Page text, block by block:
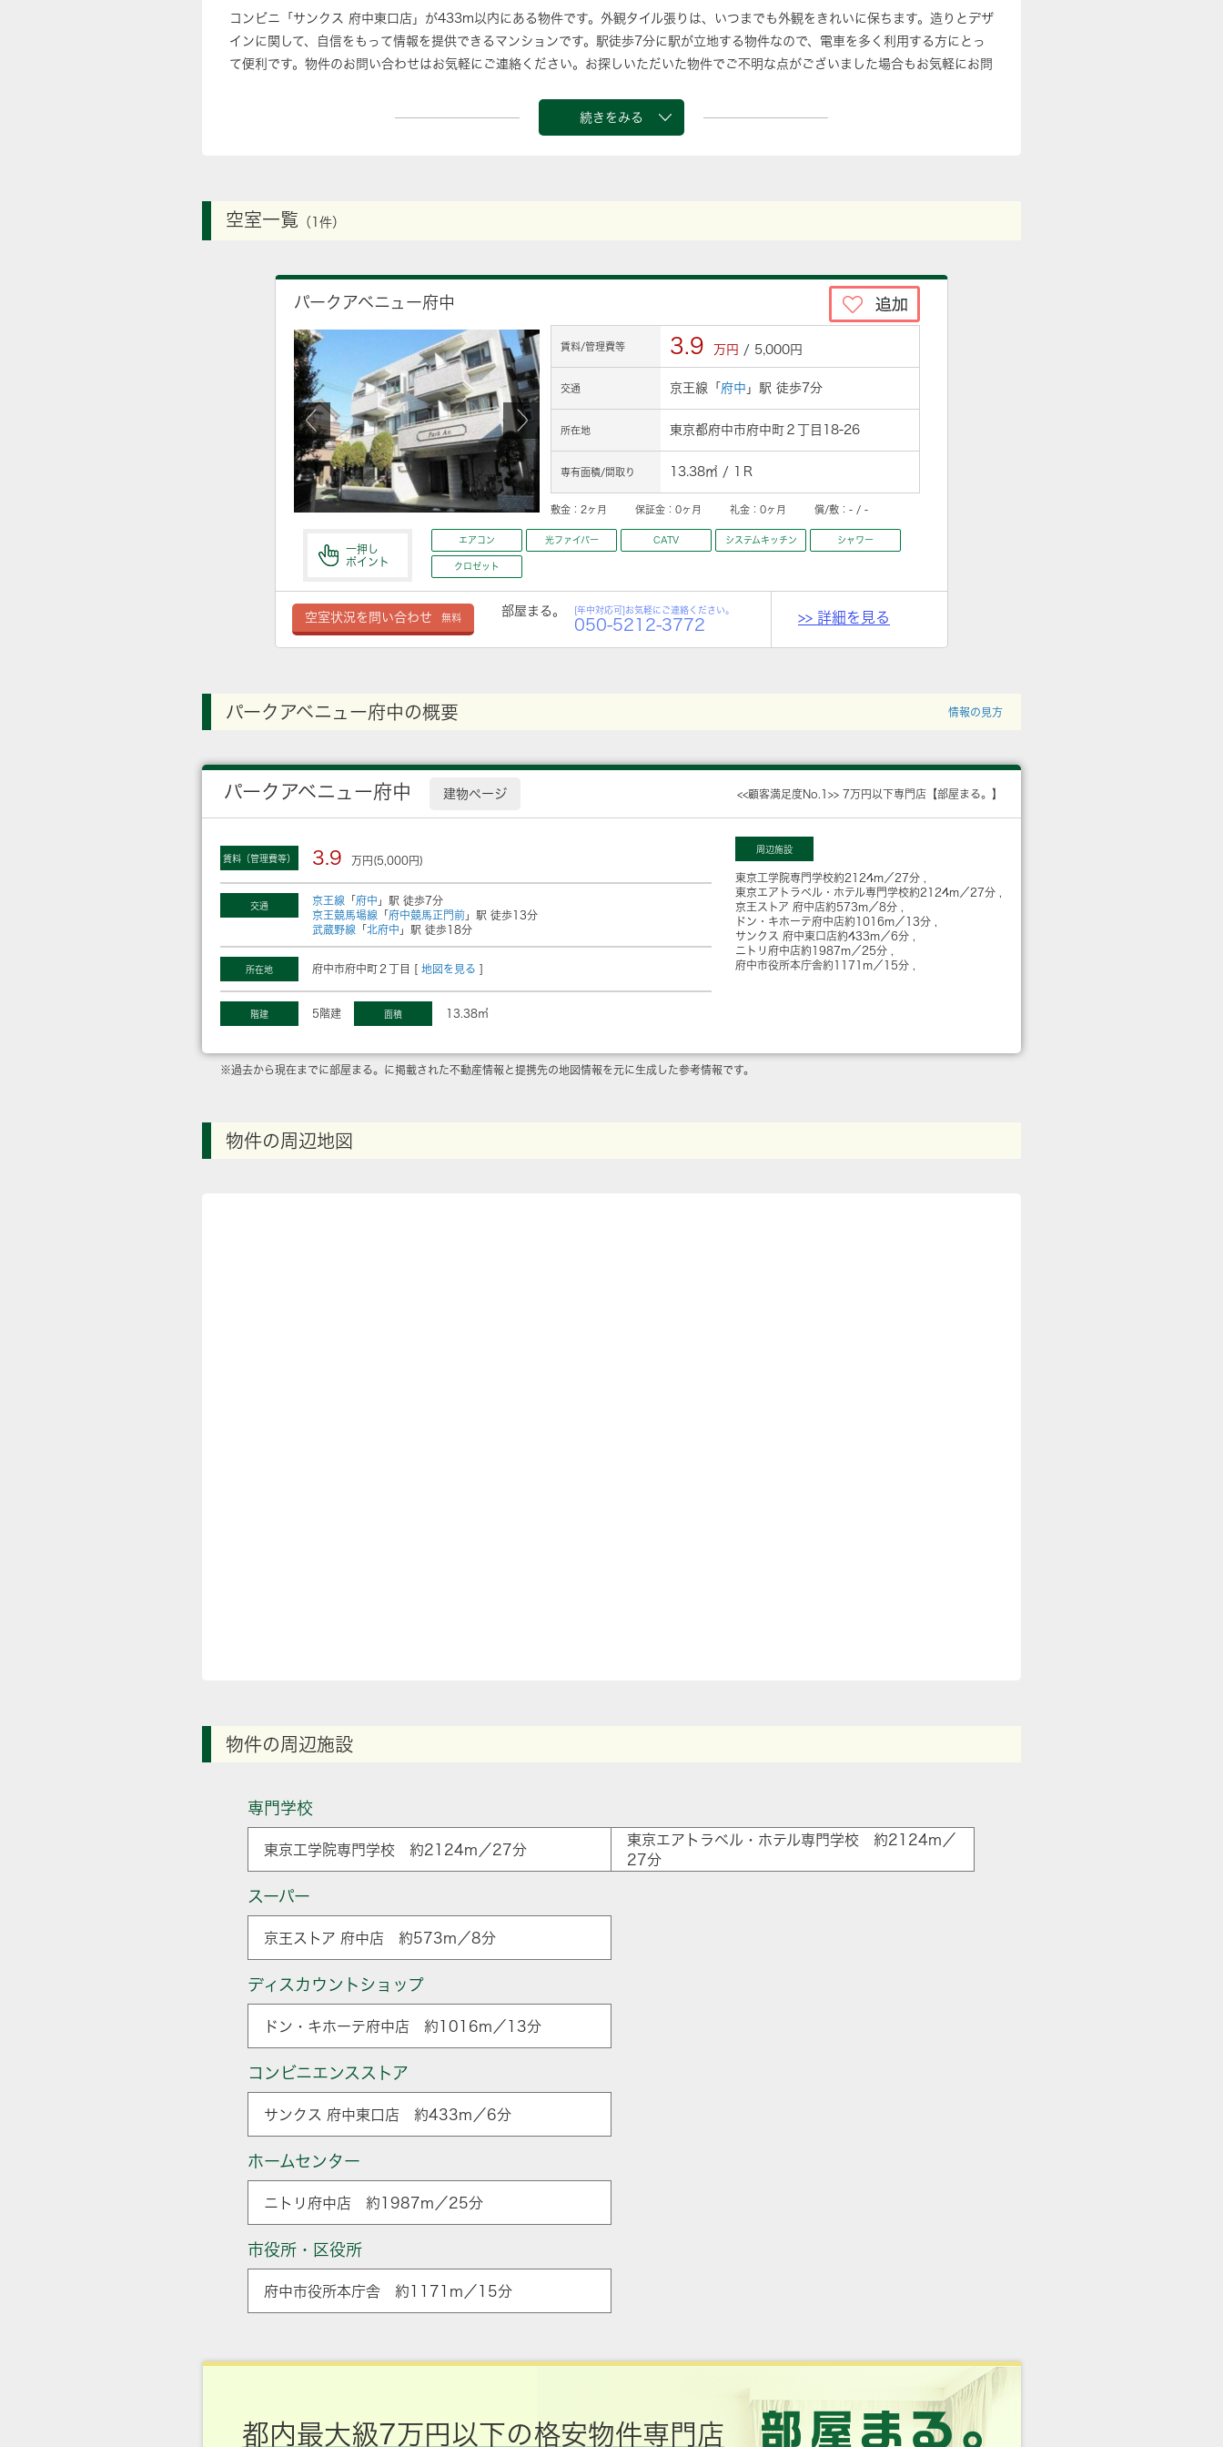
コンビニ「サンクス 府中東口店」が433m以内にある物件です。外観タイル張りは、いつまでも外観をきれいに保ちます。造りとデザ
インに関して、自信をもって情報を提供できるマンションです。駅徒歩7分に駅が立地する物件なので、電車を多く利用する方にとっ
て便利です。物件のお問い合わせはお気軽にご連絡ください。お探しいただいた物件でご不明な点がございました場合もお気軽にお問
続きをみる
空室一覧 （1件）
パークアベニュー府中
賃料/管理費等 3.9 万円 / 5,000円
交通 京王線「 府中 」駅 徒歩7分
所在地 東京都府中市府中町２丁目18-26
専有面積/間取り 13.38㎡ / 1Ｒ
敷金： 2ヶ月 保証金： 0ヶ月 礼金： 0ヶ月 償/敷： - / -
一押し
ポイント
エアコン 光ファイバー CATV システムキッチン シャワー
クロゼット
空室状況を問い合わせ 無料
部屋まる。 [年中対応可]お気軽にご連絡ください。
050-5212-3772 >> 詳細を見る
パークアベニュー府中の概要 情報の見方
パークアベニュー府中 建物ページ <<顧客満足度No.1>> 7万円以下専門店【部屋まる。】
賃料（管理費等） 3.9 万円(5,000円)
交通 京王線 「 府中 」駅 徒歩7分
京王競馬場線 「 府中競馬正門前 」駅 徒歩13分
武蔵野線 「 北府中 」駅 徒歩18分
所在地 府中市府中町２丁目 [ 地図を見る ]
階建 5階建 面積 13.38㎡
周辺施設
東京工学院専門学校約2124m／27分
東京エアトラベル・ホテル専門学校約2124m／27分
京王ストア 府中店約573m／8分
ドン・キホーテ府中店約1016m／13分
サンクス 府中東口店約433m／6分
ニトリ府中店約1987m／25分
府中市役所本庁舎約1171m／15分
※過去から現在までに部屋まる。に掲載された不動産情報と提携先の地図情報を元に生成した参考情報です。
物件の周辺地図
物件の周辺施設
専門学校
東京工学院専門学校 約2124m／27分
東京エアトラベル・ホテル専門学校 約2124m／
27分
スーパー
京王ストア 府中店 約573m／8分
ディスカウントショップ
ドン・キホーテ府中店 約1016m／13分
コンビニエンスストア
サンクス 府中東口店 約433m／6分
ホームセンター
ニトリ府中店 約1987m／25分
市役所・区役所
府中市役所本庁舎 約1171m／15分
都内最大級7万円以下の格安物件専門店